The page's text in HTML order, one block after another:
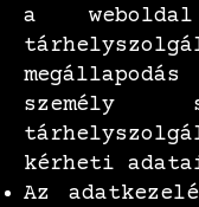
a
személy
kérheti
Az